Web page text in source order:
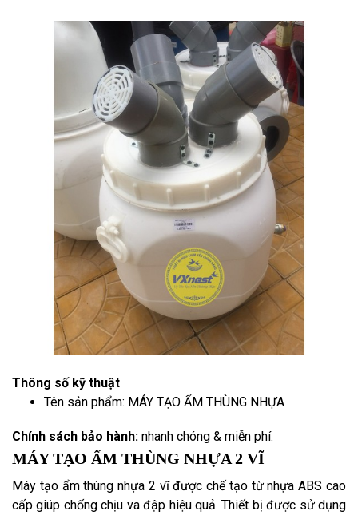
Thông số kỹ thuật
Tên sản phẩm: MÁY TẠO ẨM THÙNG NHỰA
Chính sách bảo hành: nhanh chóng & miễn phí.
MÁY TẠO ẨM THÙNG NHỰA 2 VĨ
Máy tạo ẩm thùng nhựa 2 vĩ được chế tạo từ nhựa ABS cao
cấp giúp chống chịu va đập hiệu quả. Thiết bị được sử dụng